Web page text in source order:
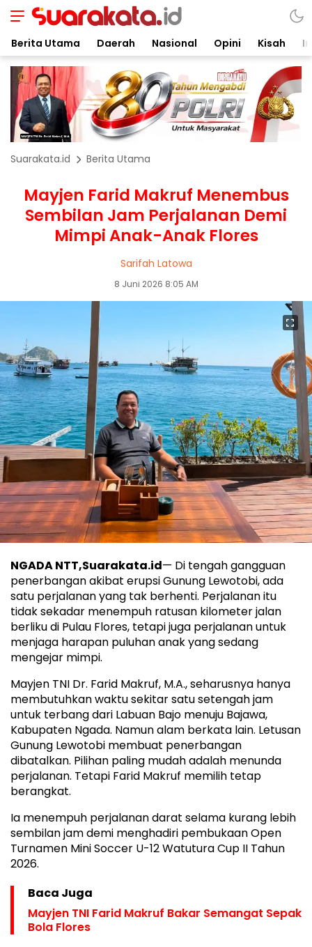
Berita Utama Daerah Nasional Opini Kisah
Suarakata.id Berita Utama
Mayjen Farid Makruf Menembus
Sembilan Jam Perjalanan Demi
Mimpi Anak-Anak Flores
Sarifah Latowa
8 Juni 2026 8:05 AM
NGADA NTT,Suarakata.id— Di tengah gangguan
penerbangan akibat erupsi Gunung Lewotobi, ada
satu perjalanan yang tak berhenti. Perjalanan itu
tidak sekadar menempuh ratusan kilometer jalan
berliku di Pulau Flores, tetapi juga perjalanan untuk
menjaga harapan puluhan anak yang sedang
mengejar mimpi.
Mayjen TNI Dr. Farid Makruf, M.A., seharusnya hanya
membutuhkan waktu sekitar satu setengah jam
untuk terbang dari Labuan Bajo menuju Bajawa,
Kabupaten Ngada. Namun alam berkata lain. Letusan
Gunung Lewotobi membuat penerbangan
dibatalkan. Pilihan paling mudah adalah menunda
perjalanan. Tetapi Farid Makruf memilih tetap
berangkat.
Ia menempuh perjalanan darat selama kurang lebih
sembilan jam demi menghadiri pembukaan Open
Turnamen Mini Soccer U-12 Watutura Cup II Tahun
2026.
Baca Juga
Mayjen TNI Farid Makruf Bakar Semangat Sepak
Bola Flores